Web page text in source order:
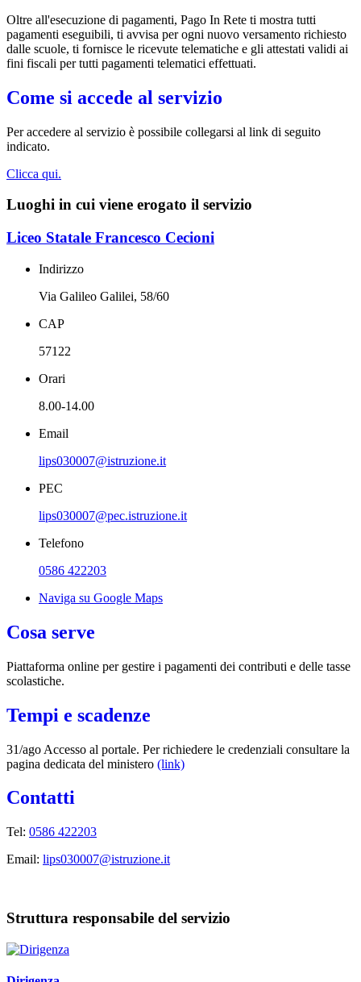
Oltre all'esecuzione di pagamenti, Pago In Rete ti mostra tutti
pagamenti eseguibili, ti avvisa per ogni nuovo versamento richiesto
dalle scuole, ti fornisce le ricevute telematiche e gli attestati validi ai
fini fiscali per tutti pagamenti telematici effettuati.
Come si accede al servizio
Per accedere al servizio è possibile collegarsi al link di seguito
indicato.
Clicca qui.
Luoghi in cui viene erogato il servizio
Liceo Statale Francesco Cecioni
Indirizzo
Via Galileo Galilei, 58/60
CAP
57122
Orari
8.00-14.00
Email
lips030007@istruzione.it
PEC
lips030007@pec.istruzione.it
Telefono
0586 422203
Naviga su Google Maps
Cosa serve
Piattaforma online per gestire i pagamenti dei contributi e delle tasse
scolastiche.
Tempi e scadenze
31/ago Accesso al portale. Per richiedere le credenziali consultare la
pagina dedicata del ministero (link)
Contatti
Tel: 0586 422203
Email: lips030007@istruzione.it
Struttura responsabile del servizio